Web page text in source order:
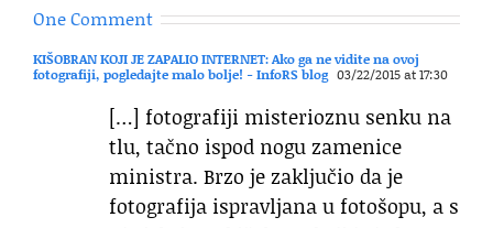
One Comment
KIŠOBRAN KOJI JE ZAPALIO INTERNET: Ako ga ne vidite na ovoj
fotografiji, pogledajte malo bolje! - InfoRS blog 03/22/2015 at 17:30
[…] fotografiji misterioznu senku na
tlu, tačno ispod nogu zamenice
ministra. Brzo je zaključio da je
fotografija ispravljana u fotošopu, a s